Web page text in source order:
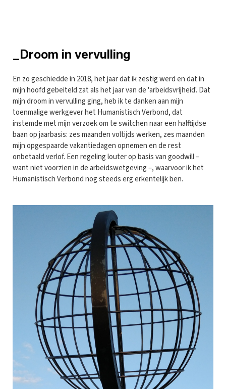
_Droom in vervulling
En zo geschiedde in 2018, het jaar dat ik zestig werd en dat in
mijn hoofd gebeiteld zat als het jaar van de 'arbeidsvrijheid'. Dat
mijn droom in vervulling ging, heb ik te danken aan mijn
toenmalige werkgever het Humanistisch Verbond, dat
instemde met mijn verzoek om te switchen naar een halftijdse
baan op jaarbasis: zes maanden voltijds werken, zes maanden
mijn opgespaarde vakantiedagen opnemen en de rest
onbetaald verlof. Een regeling louter op basis van goodwill –
want niet voorzien in de arbeidswetgeving –, waarvoor ik het
Humanistisch Verbond nog steeds erg erkentelijk ben.